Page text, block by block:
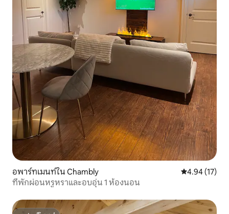
อพาร์ทเมนท์ใน Chambly คะแนนเฉลี่ย
4.94 (17)
ที่พักผ่อนหรูหราและอบอุ่น 1 ห้องนอน